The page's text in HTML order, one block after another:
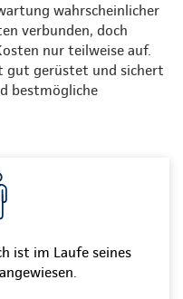
wahrscheinlicher
verbunden, doch
nur teilweise auf.
gut gerüstet und sichert
bestmögliche
ist im Laufe seines